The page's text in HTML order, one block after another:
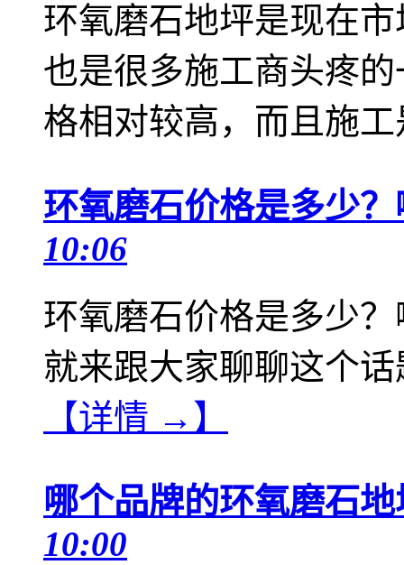
环氧磨石地坪是现在
也是很多施工商头疼
格相对较高，而且施
环氧磨石价格是多少
10:06
环氧磨石价格是多少
就来跟大家聊聊这个
【详情 →】
哪个品牌的环氧磨石
10:00